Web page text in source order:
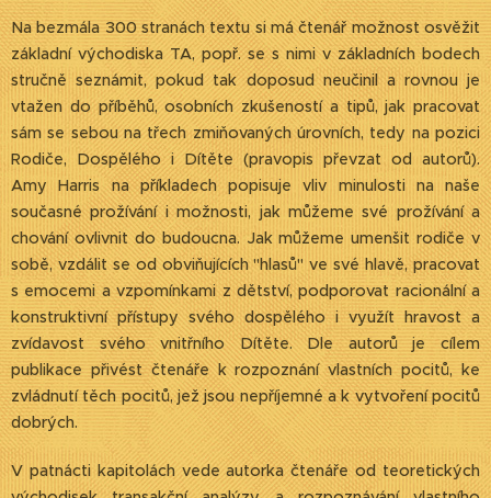
Na bezmála 300 stranách textu si má čtenář možnost osvěžit
základní východiska TA, popř. se s nimi v základních bodech
stručně seznámit, pokud tak doposud neučinil a rovnou je
vtažen do příběhů, osobních zkušeností a tipů, jak pracovat
sám se sebou na třech zmiňovaných úrovních, tedy na pozici
Rodiče, Dospělého i Dítěte (pravopis převzat od autorů).
Amy Harris na příkladech popisuje vliv minulosti na naše
současné prožívání i možnosti, jak můžeme své prožívání a
chování ovlivnit do budoucna. Jak můžeme umenšit rodiče v
sobě, vzdálit se od obviňujících "hlasů" ve své hlavě, pracovat
s emocemi a vzpomínkami z dětství, podporovat racionální a
konstruktivní přístupy svého dospělého i využít hravost a
zvídavost svého vnitřního Dítěte. Dle autorů je cílem
publikace přivést čtenáře k rozpoznání vlastních pocitů, ke
zvládnutí těch pocitů, jež jsou nepříjemné a k vytvoření pocitů
dobrých.
V patnácti kapitolách vede autorka čtenáře od teoretických